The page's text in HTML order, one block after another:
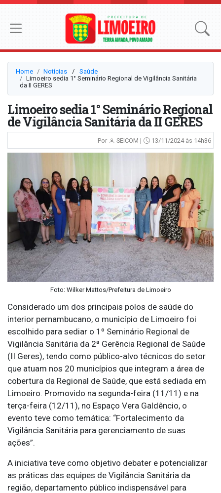
Home Notícias ⠀/⠀ Saúde
Limoeiro sedia 1° Seminário Regional de Vigilância Sanitária
da II GERES
Limoeiro sedia 1° Seminário Regional
de Vigilância Sanitária da II GERES
Por SEICOM | 13/11/2024 às 14h36
Foto: Wilker Mattos/Prefeitura de Limoeiro
Considerado um dos principais polos de saúde do
interior pernambucano, o município de Limoeiro foi
escolhido para sediar o 1º Seminário Regional de
Vigilância Sanitária da 2ª Gerência Regional de Saúde
(II Geres), tendo como público-alvo técnicos do setor
que atuam nos 20 municípios que integram a área de
cobertura da Regional de Saúde, que está sediada em
Limoeiro. Promovido na segunda-feira (11/11) e na
terça-feira (12/11), no Espaço Vera Galdêncio, o
evento teve como temática: “Fortalecimento da
Vigilância Sanitária para gerenciamento de suas
ações”.
A iniciativa teve como objetivo debater e potencializar
as práticas das equipes de Vigilância Sanitária da
região, departamento público indispensável para